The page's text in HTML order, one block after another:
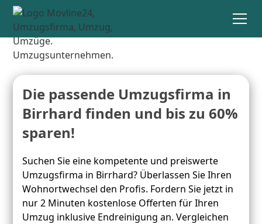
Die passende Umzugsfirma in
Birrhard finden und bis zu 60%
sparen!
Suchen Sie eine kompetente und preiswerte
Umzugsfirma in Birrhard? Überlassen Sie Ihren
Wohnortwechsel den Profis. Fordern Sie jetzt in
nur 2 Minuten kostenlose Offerten für Ihren
Umzug inklusive Endreinigung an. Vergleichen